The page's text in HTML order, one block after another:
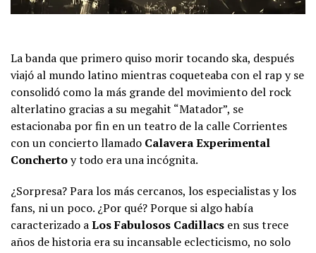
La banda que primero quiso morir tocando ska, después
viajó al mundo latino mientras coqueteaba con el rap y se
consolidó como la más grande del movimiento del rock
alterlatino gracias a su megahit “Matador”, se
estacionaba por fin en un teatro de la calle Corrientes
con un concierto llamado Calavera Experimental
Conchertoy todo era una incógnita.
¿Sorpresa? Para los más cercanos, los especialistas y los
fans, ni un poco. ¿Por qué? Porque si algo había
caracterizado aLos Fabulosos Cadillacs en sus trece
años de historia era su incansable eclecticismo, no solo